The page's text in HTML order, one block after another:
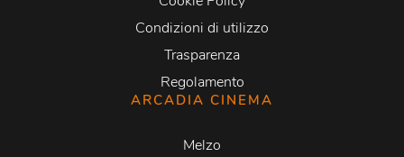
Condizioni di utilizzo
Trasparenza
Regolamento
ARCADIA CINEMA
Melzo